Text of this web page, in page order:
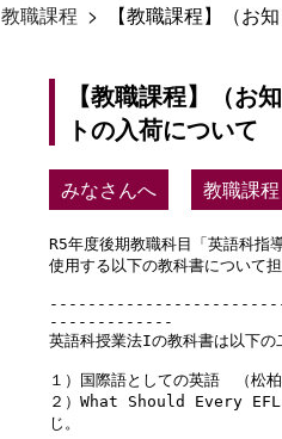
教職課程 > 【教職課程】（お
【教職課程】（お
トの入荷について
みなさんへ 教職課程
R5年度後期教職科目「英語科指
使用する以下の教科書について
-------------
英語科授業法Iの教科書は以下の
１）国際語としての英語　（松柏
２）What Should Every
じ。